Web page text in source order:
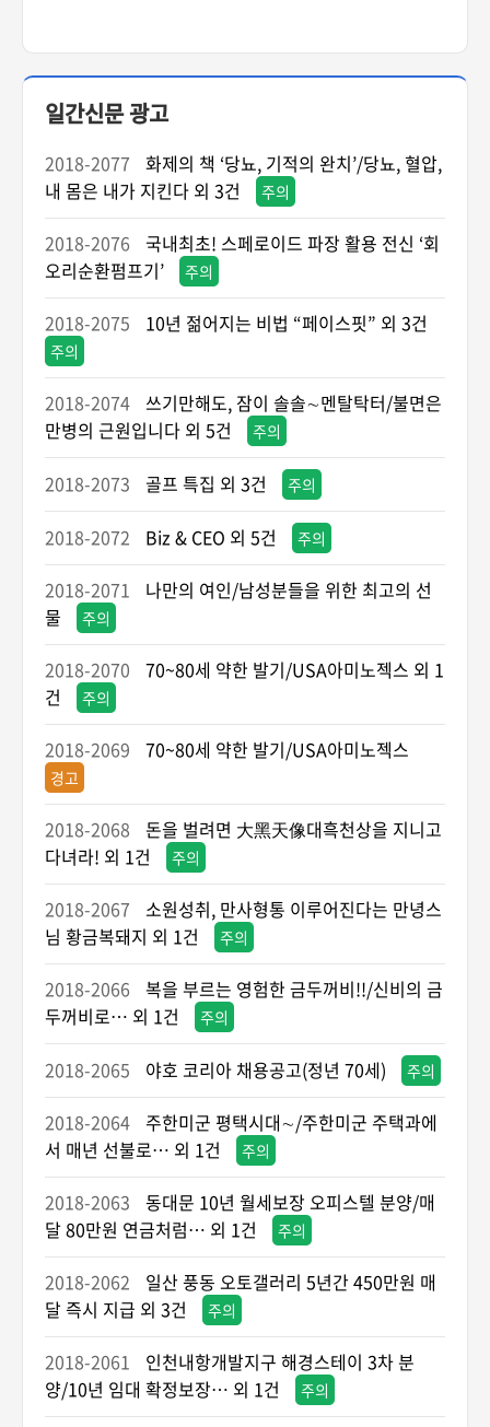
일간신문 광고
2018-2077
화제의 책 ‘당뇨, 기적의 완치’/당뇨, 혈압,
내 몸은 내가 지킨다 외 3건
주의
2018-2076
국내최초! 스페로이드 파장 활용 전신 ‘회
오리순환펌프기’
주의
2018-2075 10년 젊어지는 비법 “페이스핏” 외 3건
주의
2018-2074 쓰기만해도, 잠이 솔솔∼멘탈탁터/불면은
만병의 근원입니다 외 5건
주의
2018-2073 골프 특집 외 3건 주의
2018-2072 Biz & CEO 외 5건 주의
2018-2071
나만의 여인/남성분들을 위한 최고의 선
물
주의
2018-2070
70~80세 약한 발기/USA아미노젝스 외 1
건
주의
2018-2069 70~80세 약한 발기/USA아미노젝스
경고
2018-2068
돈을 벌려면 大黑天像대흑천상을 지니고
다녀라! 외 1건
주의
2018-2067
소원성취, 만사형통 이루어진다는 만녕스
님 황금복돼지 외 1건
주의
2018-2066
복을 부르는 영험한 금두꺼비!!/신비의 금
두꺼비로… 외 1건
주의
2018-2065 야호 코리아 채용공고(정년 70세) 주의
2018-2064 주한미군 평택시대∼/주한미군 주택과에
서 매년 선불로… 외 1건
주의
2018-2063
동대문 10년 월세보장 오피스텔 분양/매
달 80만원 연금처럼… 외 1건
주의
2018-2062
일산 풍동 오토갤러리 5년간 450만원 매
달 즉시 지급 외 3건
주의
2018-2061
인천내항개발지구 해경스테이 3차 분
양/10년 임대 확정보장… 외 1건
주의